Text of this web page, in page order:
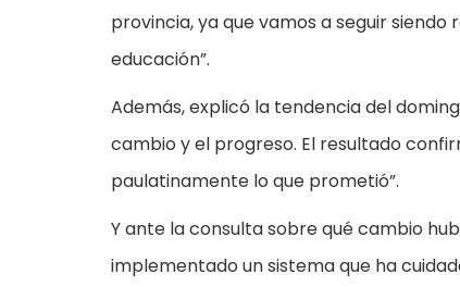
provincia, ya que vamos a seguir
educación”.
Además, explicó la tendencia del
cambio y el progreso. El resultado
paulatinamente lo que prometió”.
Y ante la consulta sobre qué cambio
implementado un sistema que ha